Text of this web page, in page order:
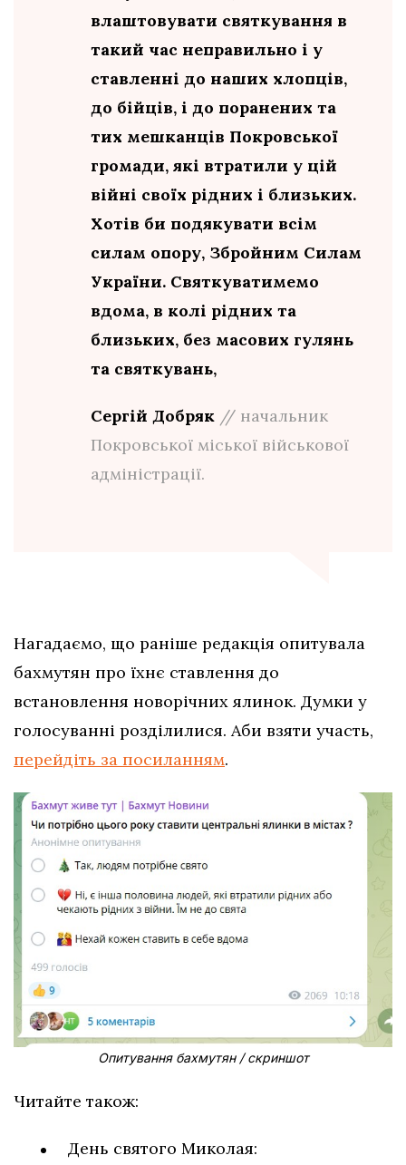
влаштовувати святкування в
такий час неправильно і у
ставленні до наших хлопців,
до бійців, і до поранених та
тих мешканців Покровської
громади, які втратили у цій
війні своїх рідних і близьких.
Хотів би подякувати всім
силам опору, Збройним Силам
України. Святкуватимемо
вдома, в колі рідних та
близьких, без масових гулянь
та святкувань,
Сергій Добряк // начальник
Покровської міської військової
адміністрації.
Нагадаємо, що раніше редакція опитувала
бахмутян про їхнє ставлення до
встановлення новорічних ялинок. Думки у
голосуванні розділилися. Аби взяти участь,
перейдіть за посиланням.
Опитування бахмутян / скриншот
Читайте також:
День святого Миколая: